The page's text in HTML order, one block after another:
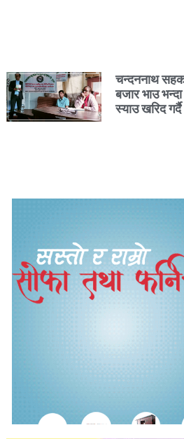
चन्दननाथ
बजार भाउ
स्याउ खरिद गर्दै